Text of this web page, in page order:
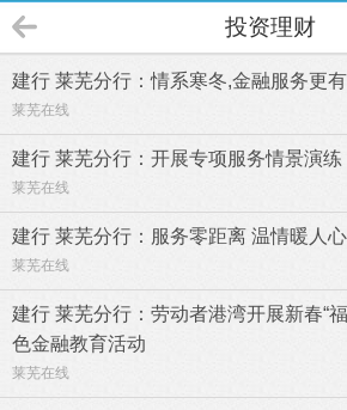
投资理财
建行 莱芜分行：情系寒冬,金融服务更
莱芜在线
建行 莱芜分行：开展专项服务情景演
莱芜在线
建行 莱芜分行：服务零距离 温情暖人心
莱芜在线
建行 莱芜分行：劳动者港湾开展新春“
色金融教育活动
莱芜在线